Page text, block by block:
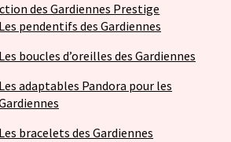
des Gardiennes Prestige
Les pendentifs des Gardiennes
Les boucles d’oreilles des Gardiennes
Les adaptables Pandora pour les
Les bracelets des Gardiennes